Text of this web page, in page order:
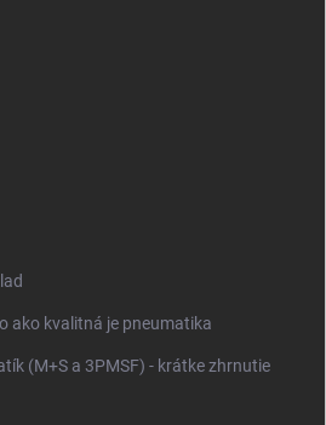
ako kvalitná je pneumatika
(M+S a 3PMSF) - krátke zhrnutie